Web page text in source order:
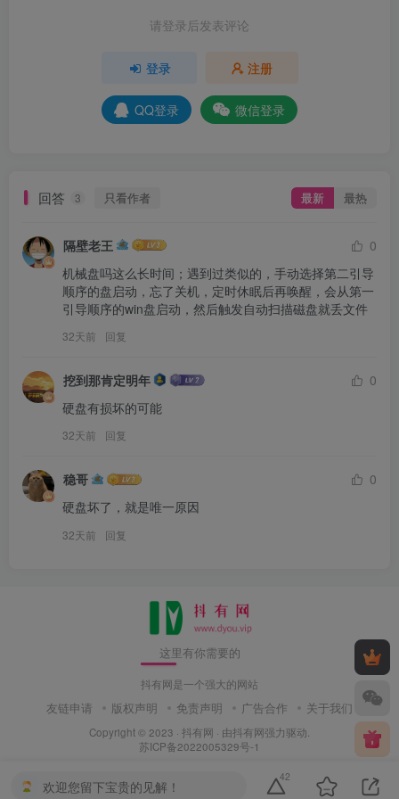
请登录后发表评论
登录 注册
QQ登录 微信登录
回答 3 只看作者 最新 最热
隔壁老王
0
机械盘吗这么长时间；遇到过类似的，手动选择第二引导
顺序的盘启动，忘了关机，定时休眠后再唤醒，会从第一
引导顺序的win盘启动，然后触发自动扫描磁盘就丢文件
32天前 回复
挖到那肯定明年
0
硬盘有损坏的可能
32天前 回复
稳哥
0
硬盘坏了，就是唯一原因
32天前 回复
这里有你需要的
抖有网是一个强大的网站
友链申请 版权声明 免责声明 广告合作 关于我们
Copyright © 2023 · 抖有网 · 由抖有网强力驱动.
苏ICP备2022005329号-1
欢迎您留下宝贵的见解！
42